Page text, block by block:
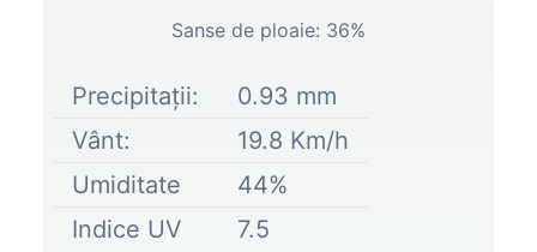
Sanse de ploaie: 36%
Precipitații: 0.93 mm
Vânt:
19.8 Km/h
Umiditate
44%
Indice UV
7.5